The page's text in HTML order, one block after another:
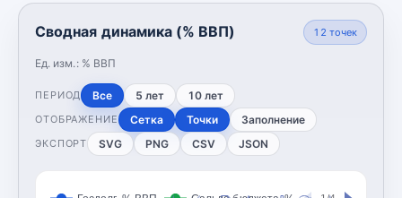
Сводная динамика (% ВВП)
Ед. изм.: % ВВП
12 точек
ПЕРИОД Все 5 лет 10 лет
ОТОБРАЖЕНИЕ Сетка Точки Заполнение
ЭКСПОРТ SVG PNG CSV JSON